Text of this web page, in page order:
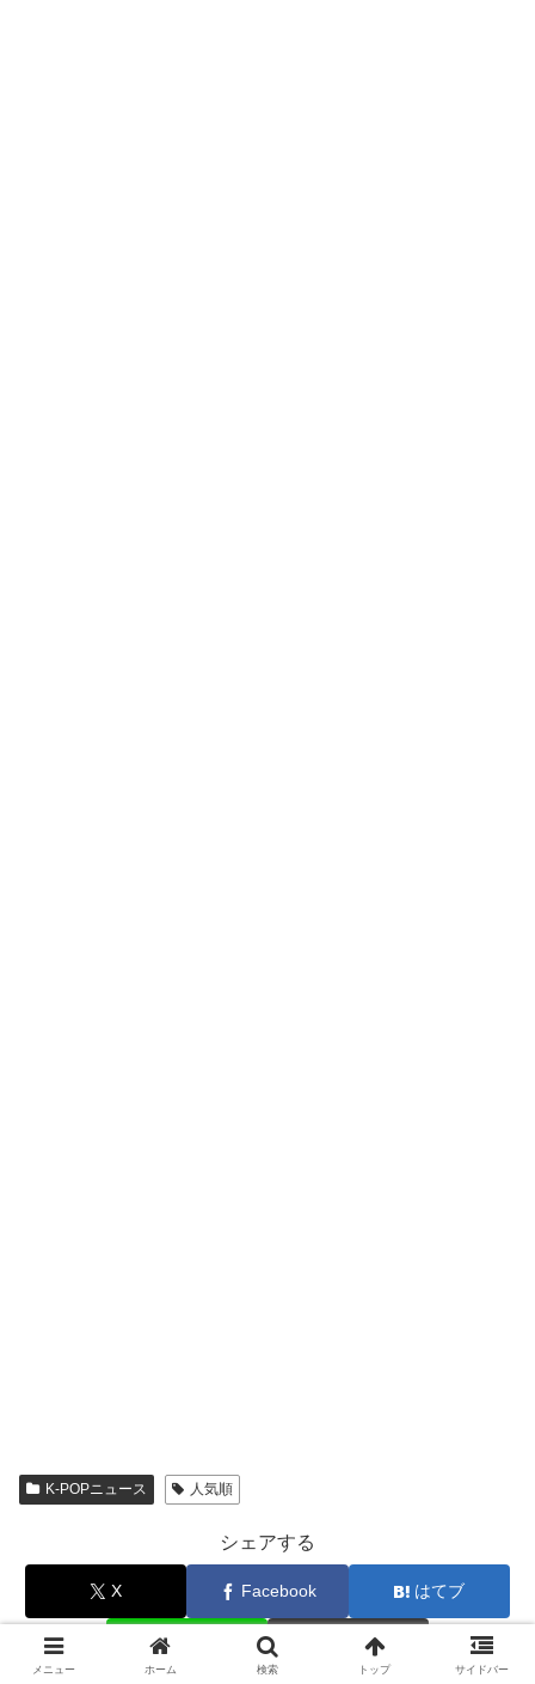
K-POPニュース 人気順
シェアする
X Facebook はてブ
コピー
メニュー ホーム 検索 トップ サイドバー